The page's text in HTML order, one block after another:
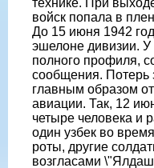
технике. При
войск попала в
До 15 июня 1942
эшелоне дивизии.
полного профиля,
сообщения. Потерь
главным образом
авиации. Так, 12
четыре человека и
один узбек во
роты, другие
возгласами